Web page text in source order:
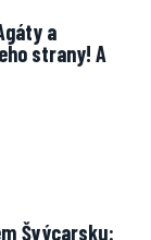
a
strany! A